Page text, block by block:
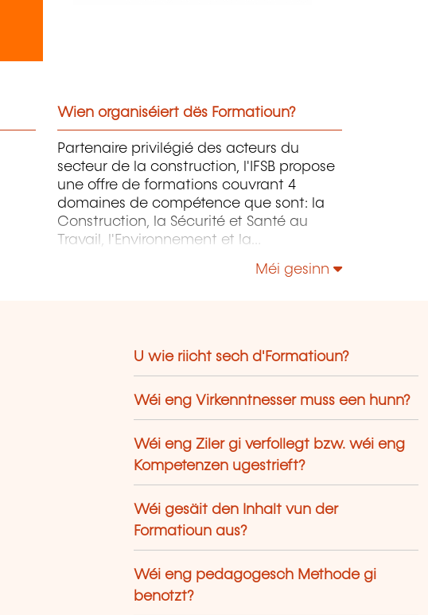
Wien organiséiert dës Formatioun?
Partenaire privilégié des acteurs du
secteur de la construction, l'IFSB propose
une offre de formations couvrant 4
domaines de compétence que sont: la
Construction, la Sécurité et Santé au
Travail, l'Environnement et la
et la Responsabilité Sociétale.
Méi gesinn
U wie riicht sech d'Formatioun?
Wéi eng Virkenntnesser muss een hunn?
Wéi eng Ziler gi verfollegt bzw. wéi eng
Kompetenzen ugestrieft?
Wéi gesäit den Inhalt vun der
Formatioun aus?
Wéi eng pedagogesch Methode gi
benotzt?